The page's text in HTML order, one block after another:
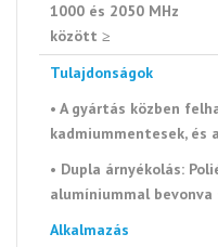
1000 és 2050 MHz
között ≥
Tulajdonságok
• A gyártás közben
kadmiummentesek,
• Dupla árnyékolás:
alumíniummal
Alkalmazás